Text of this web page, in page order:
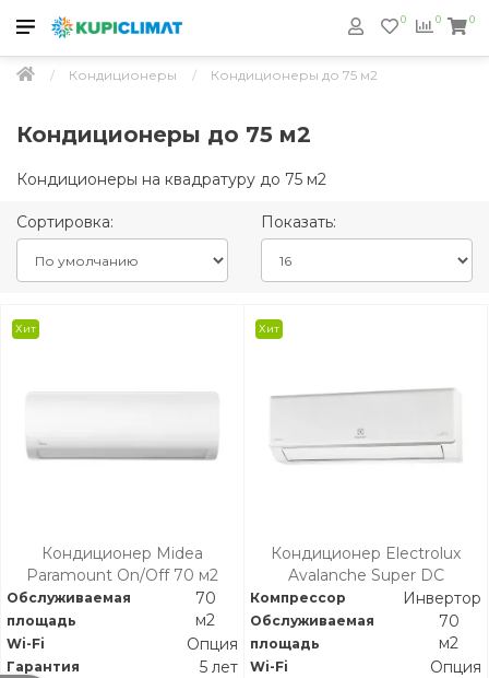
0
0 0
Кондиционеры Кондиционеры до 75 м2
Кондиционеры до 75 м2
Кондиционеры на квадратуру до 75 м2
Сортировка: Показать:
Хит
Кондиционер Midea
Paramount On/Off 70 м2
Обслуживаемая
площадь
70
м2
Wi-Fi Опция
Гарантия 5 лет
Хит
Кондиционер Electrolux
Avalanche Super DC
Inverter
Компрессор Инвертор
Обслуживаемая
площадь
70
м2
Wi-Fi Опция